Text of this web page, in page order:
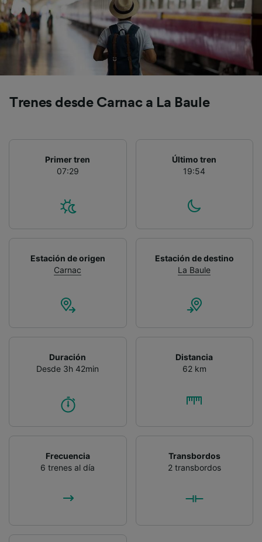
Trenes desde Carnac a La Baule
Primer tren
07:29
Último tren
19:54
Estación de origen
Carnac
Estación de destino
La Baule
Duración
Desde 3h 42min
Distancia
62 km
Frecuencia
6 trenes al día
Transbordos
2 transbordos
precisa. Analizar activamente las
características del dispositivo para su
identificación. Almacenar la información en un
dispositivo y/o acceder a ella. Publicidad y
contenido personalizados, medición de
publicidad y contenido, investigación de
audiencia y desarrollo de servicios.
Lista de asociados (proveedores)